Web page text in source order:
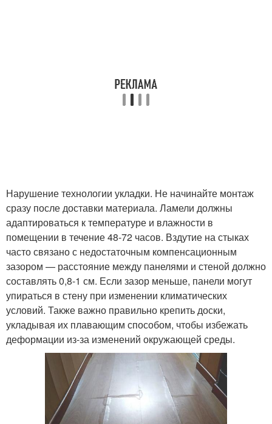
Нарушение технологии укладки. Не начинайте монтаж
сразу после доставки материала. Ламели должны
адаптироваться к температуре и влажности в
помещении в течение 48-72 часов. Вздутие на стыках
часто связано с недостаточным компенсационным
зазором — расстояние между панелями и стеной должно
составлять 0,8-1 см. Если зазор меньше, панели могут
упираться в стену при изменении климатических
условий. Также важно правильно крепить доски,
укладывая их плавающим способом, чтобы избежать
деформации из-за изменений окружающей среды.